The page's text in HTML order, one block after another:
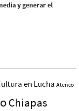
y generar el
en Lucha Atenco
Chiapas